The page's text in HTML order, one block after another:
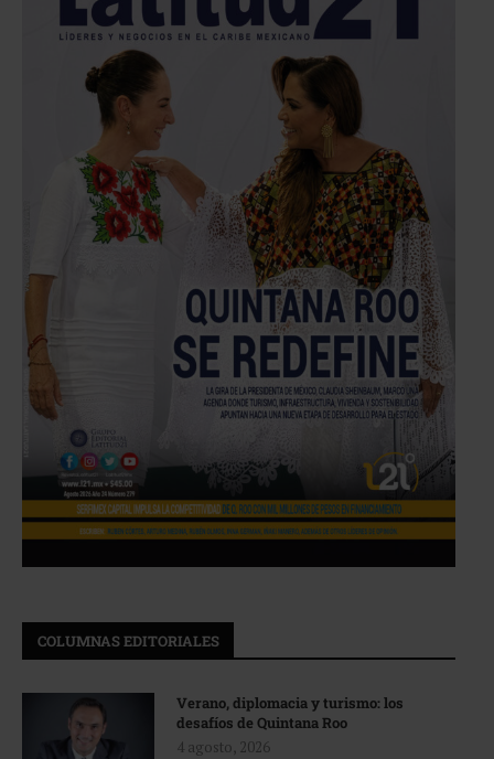
COLUMNAS EDITORIALES
Verano, diplomacia y turismo: los
desafíos de Quintana Roo
4 agosto, 2026